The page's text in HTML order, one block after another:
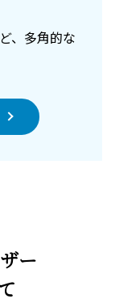
、多角的な
ー